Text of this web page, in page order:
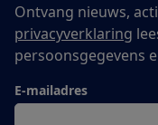
Ontvang nieuws,
privacyverklaring
persoonsgegevens
E-mailadres